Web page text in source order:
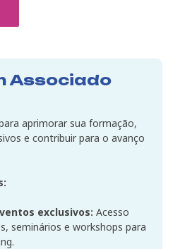
Associado
aprimorar sua formação,
e contribuir para o avanço
exclusivos: Acesso
seminários e workshops para